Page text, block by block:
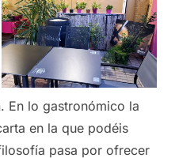
En lo gastronómico la
en la que podéis
pasa por ofrecer